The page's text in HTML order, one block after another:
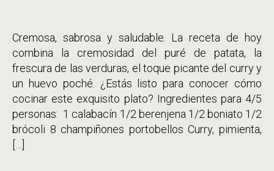
Cremosa, sabrosa y saludable. La receta de hoy
combina la cremosidad del puré de patata, la
frescura de las verduras, el toque picante del curry y
un huevo poché. ¿Estás listo para conocer cómo
cocinar este exquisito plato? Ingredientes para 4/5
personas: 1 calabacín 1/2 berenjena 1/2 boniato 1/2
brócoli 8 champiñones portobellos Curry, pimienta,
[…]